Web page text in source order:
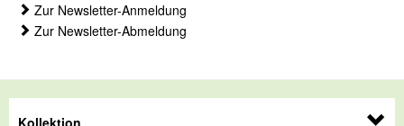
Zur Newsletter-Anmeldung
Zur Newsletter-Abmeldung